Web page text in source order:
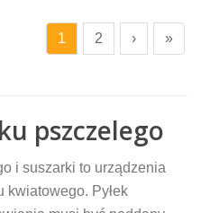
1 2 › »
pszczelego
i suszarki to urządzenia
kwiatowego. Pyłek